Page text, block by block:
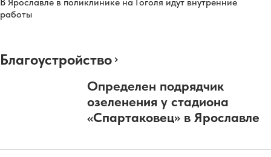
В Ярославле в поликлинике на Гоголя идут внутренние
работы
Благоустройство
Определен подрядчик
озеленения у стадиона
«Спартаковец» в Ярославле